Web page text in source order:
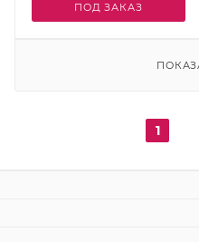
ПОД ЗАКАЗ
1